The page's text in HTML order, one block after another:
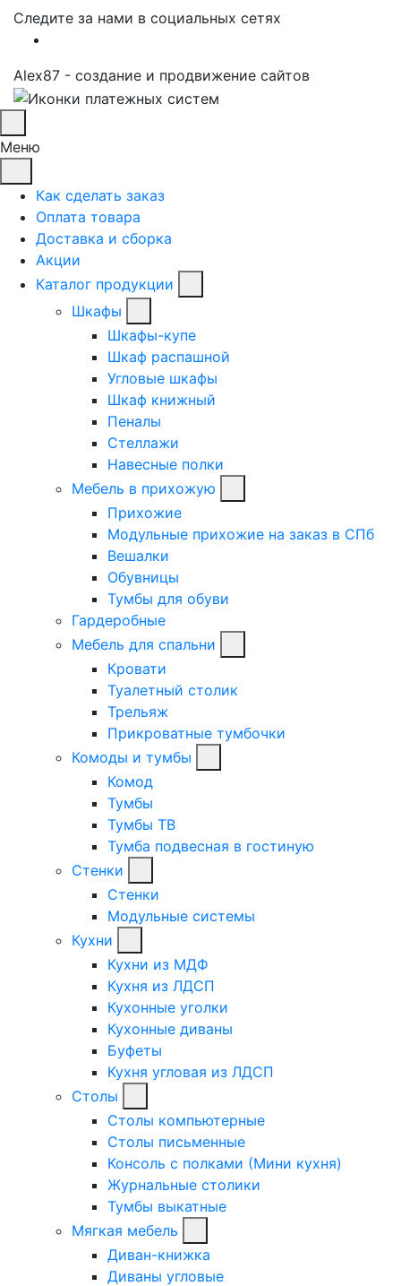
Следите за нами в социальных сетях
Alex87 - создание и продвижение сайтов
Меню
Как сделать заказ
Оплата товара
Доставка и сборка
Акции
Каталог продукции
Шкафы
Шкафы-купе
Шкаф распашной
Угловые шкафы
Шкаф книжный
Пеналы
Стеллажи
Навесные полки
Мебель в прихожую
Прихожие
Модульные прихожие на заказ в СПб
Вешалки
Обувницы
Тумбы для обуви
Гардеробные
Мебель для спальни
Кровати
Туалетный столик
Трельяж
Прикроватные тумбочки
Комоды и тумбы
Комод
Тумбы
Тумбы ТВ
Тумба подвесная в гостиную
Стенки
Стенки
Модульные системы
Кухни
Кухни из МДФ
Кухня из ЛДСП
Кухонные уголки
Кухонные диваны
Буфеты
Кухня угловая из ЛДСП
Столы
Столы компьютерные
Столы письменные
Консоль с полками (Мини кухня)
Журнальные столики
Тумбы выкатные
Мягкая мебель
Диван-книжка
Диваны угловые